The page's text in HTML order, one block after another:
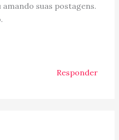
suas postagens.
Responder